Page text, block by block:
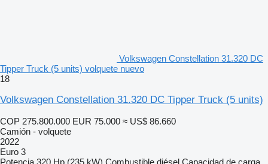
Volkswagen Constellation 31.320 DC
Tipper Truck (5 units) volquete nuevo
18
Volkswagen Constellation 31.320 DC Tipper Truck (5 units)
COP 275.800.000 EUR 75.000 ≈ US$ 86.660
Camión - volquete
2022
Euro 3
Potencia 320 Hp (235 kW) Combustible diésel Capacidad de carga